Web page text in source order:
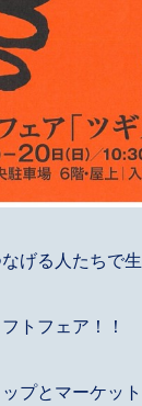
げる人たちで
トフェア！！
プとマーケッ